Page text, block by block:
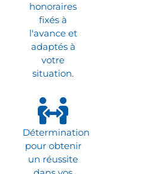
honoraires
fixés à
l'avance et
adaptés à
votre
situation.
Détermination
pour obtenir
un réussite